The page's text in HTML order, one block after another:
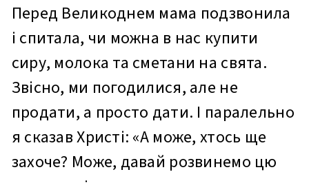
Перед Великоднем мама подзвонила
і спитала, чи можна в нас купити
сиру, молока та сметани на свята.
Звісно, ми погодилися, але не
продати, а просто дати. І паралельно
я сказав Христі: «А може, хтось ще
захоче? Може, давай розвинемо цю